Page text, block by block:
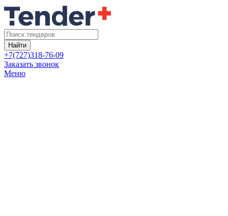
Найти
+7(727)318-76-09
Заказать звонок
Меню